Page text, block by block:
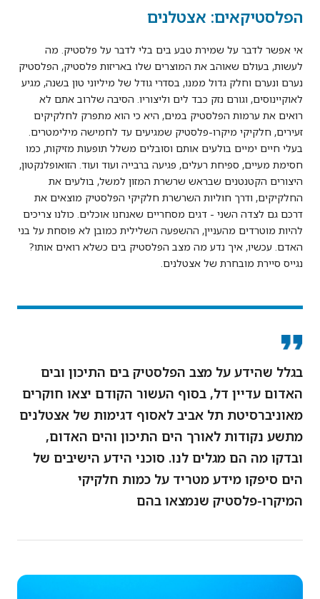
הפלסטיקאים: אצטלנים
אי אפשר לדבר על שמירת טבע בים בלי לדבר על פלסטיק. מה
לעשות, בעולם שאוהב את המוצרים שלו באריזות פלסטיק, הפלסטיק
נערם ונערם וחלק גדול ממנו, בסדרי גודל של מיליוני טון בשנה, מגיע
לאוקיינוסים, וגורם נזק כבד לים וליצוריו. הסיבה שלרוב אתם לא
רואים את ערמות הפלסטיק במים, היא כי הוא מתפרק לחלקיקים
זעירים, חלקיקי מיקרו-פלסטיק שמגיעים עד לחמישה מילימטרים.
בעלי חיים ימיים בולעים אותם וסובלים משלל תופעות מזיקות, כמו
חסימת מעיים, ספיחת רעלים, פגיעה ברבייה ועוד ועוד. הזואופלנקטון,
היצורים הקטנטנים שבראש שרשרת המזון למשל, בולעים את
החלקיקים, ודרך חוליות השרשרת חלקיקי הפלסטיק מוצאים את
דרכם גם לצדה השני - דגים מסחריים שאנחנו אוכלים. כולנו צריכים
להיות מוטרדים מהעניין, ההשפעה השלילית כמובן לא פוסחת על בני
האדם. עכשיו, איך נדע מה מצב הפלסטיק בים כשלא רואים אותו?
נגייס סיירת מובחרת של אצטלנים.
בגלל שהידע על מצב הפלסטיק בים התיכון ובים
האדום עדיין דל, בסוף העשור הקודם יצאו חוקרים
מאוניברסיטת תל אביב לאסוף דגימות של אצטלנים
מתשע נקודות לאורך הים התיכון והים האדום,
ובדקו מה הם מגלים לנו. סוכני הידע הישיבים של
הים סיפקו מידע מטריד על כמות חלקיקי
המיקרו-פלסטיק שנמצאו בהם